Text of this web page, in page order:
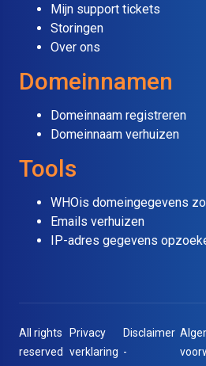
Mijn support tickets
Storingen
Over ons
Domeinnamen
Domeinnaam registreren
Domeinnaam verhuizen
Tools
WHOis domeingegevens
Emails verhuizen
IP-adres gegevens
All rights
reserved
Privacy
verklaring
Disclaimer
-